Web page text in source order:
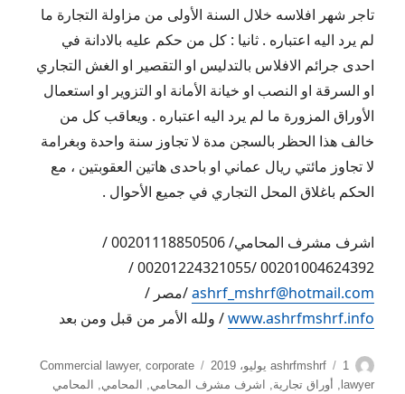
تاجر شهر افلاسه خلال السنة الأولى من مزاولة التجارة ما
لم يرد اليه اعتباره . ثانيا : كل من حكم عليه بالادانة في
احدى جرائم الافلاس بالتدليس او التقصير او الغش التجاري
او السرقة او النصب او خيانة الأمانة او التزوير او استعمال
الأوراق المزورة ما لم يرد اليه اعتباره . ويعاقب كل من
خالف هذا الحظر بالسجن مدة لا تجاوز سنة واحدة وبغرامة
لا تجاوز مائتي ريال عماني او باحدى هاتين العقوبتين ، مع
الحكم باغلاق المحل التجاري في جميع الأحوال .
اشرف مشرف المحامي/ 00201118850506 /
00201004624392 /00201224321055 /
ashrf_mshrf@hotmail.com/مصر /
www.ashrfmshrf.info/ ولله الأمر من قبل ومن بعد
الكاتبashrfmshrf
نُشرت
في
1 يوليو، 2019 التصنيفات Commercial lawyer, corporate
lawyer
أوراق تجارية اشرف مشرف المحامي المحامي
المحامي